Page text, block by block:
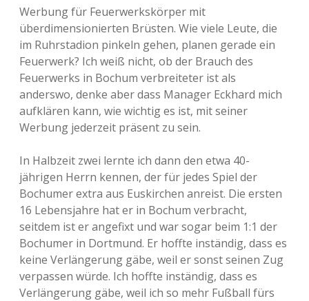
Werbung für Feuerwerkskörper mit
überdimensionierten Brüsten. Wie viele Leute, die
im Ruhrstadion pinkeln gehen, planen gerade ein
Feuerwerk? Ich weiß nicht, ob der Brauch des
Feuerwerks in Bochum verbreiteter ist als
anderswo, denke aber dass Manager Eckhard mich
aufklären kann, wie wichtig es ist, mit seiner
Werbung jederzeit präsent zu sein.
In Halbzeit zwei lernte ich dann den etwa 40-
jährigen Herrn kennen, der für jedes Spiel der
Bochumer extra aus Euskirchen anreist. Die ersten
16 Lebensjahre hat er in Bochum verbracht,
seitdem ist er angefixt und war sogar beim 1:1 der
Bochumer in Dortmund. Er hoffte inständig, dass es
keine Verlängerung gäbe, weil er sonst seinen Zug
verpassen würde. Ich hoffte inständig, dass es
Verlängerung gäbe, weil ich so mehr Fußball fürs